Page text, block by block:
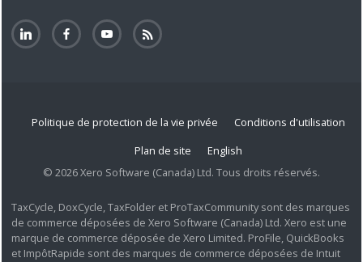
Politique de protection de la vie privée
Conditions d'utilisation
Plan de site
English
© 2026 Xero Software (Canada) Ltd. Tous droits réservés.
TaxCycle, DoxCycle, TaxFolder et ProTaxCommunity sont des marques
de commerce déposées de Xero Software (Canada) Ltd. Xero est une
marque de commerce déposée de Xero Limited. ProFile, QuickBooks
et ImpôtRapide sont des marques de commerce déposées de Intuit